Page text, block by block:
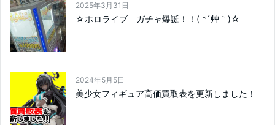
2025年3月31日
☆ホロライブ ガチャ爆誕！！( *´艸｀)☆
2024年5月5日
美少女フィギュア高価買取表を更新しました！